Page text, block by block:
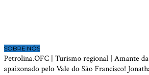
SOBRE NÓS
Petrolina.OFC | Turismo regional | Amante
apaixonado pelo Vale do São Francisco!